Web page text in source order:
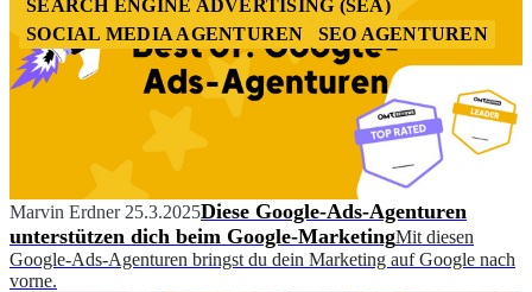
SEARCH ENGINE ADVERTISING (SEA)
SOCIAL MEDIA AGENTUREN
SEO AGENTUREN
Marvin Erdner 25.3.2025Diese Google-Ads-Agenturen
unterstützen dich beim Google-MarketingMit diesen
Google-Ads-Agenturen bringst du dein Marketing auf Google nach
vorne.